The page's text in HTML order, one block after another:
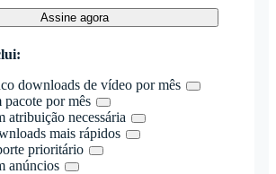
Assine agora
downloads de vídeo por mês
pacote por mês
atribuição necessária
mais rápidos
prioritário
anúncios